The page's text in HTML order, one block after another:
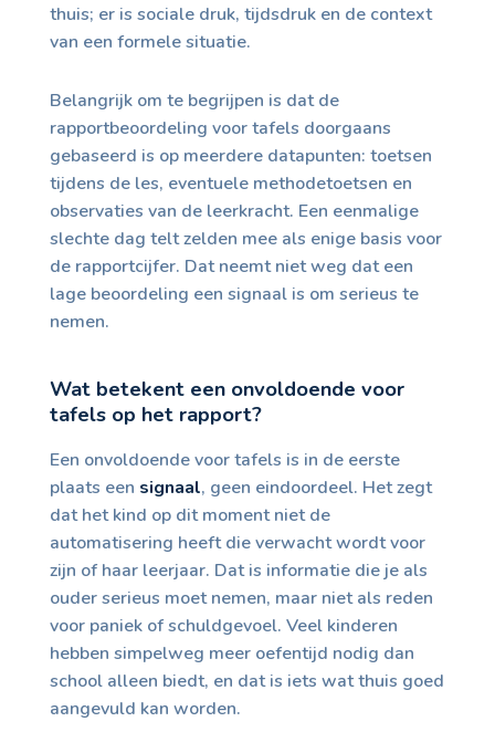
thuis; er is sociale druk, tijdsdruk en de context
van een formele situatie.
Belangrijk om te begrijpen is dat de
rapportbeoordeling voor tafels doorgaans
gebaseerd is op meerdere datapunten: toetsen
tijdens de les, eventuele methodetoetsen en
observaties van de leerkracht. Een eenmalige
slechte dag telt zelden mee als enige basis voor
de rapportcijfer. Dat neemt niet weg dat een
lage beoordeling een signaal is om serieus te
nemen.
Wat betekent een onvoldoende voor
tafels op het rapport?
Een onvoldoende voor tafels is in de eerste
plaats een signaal, geen eindoordeel. Het zegt
dat het kind op dit moment niet de
automatisering heeft die verwacht wordt voor
zijn of haar leerjaar. Dat is informatie die je als
ouder serieus moet nemen, maar niet als reden
voor paniek of schuldgevoel. Veel kinderen
hebben simpelweg meer oefentijd nodig dan
school alleen biedt, en dat is iets wat thuis goed
aangevuld kan worden.